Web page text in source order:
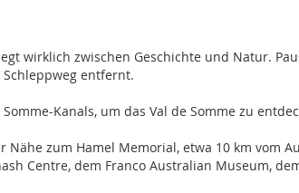
wirklich zwischen Geschichte und Natur.
entfernt.
Kanals, um das Val de Somme zu
zum Hamel Memorial, etwa 10 km vom
Centre, dem Franco Australian Museum,